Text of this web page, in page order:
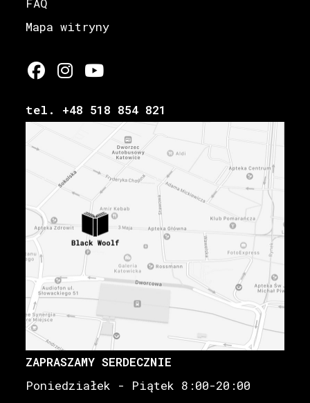
Mapa witryny
tel. +48 518 854 821
ZAPRASZAMY SERDECZNIE
Poniedziałek - Piątek 8:00-20:00